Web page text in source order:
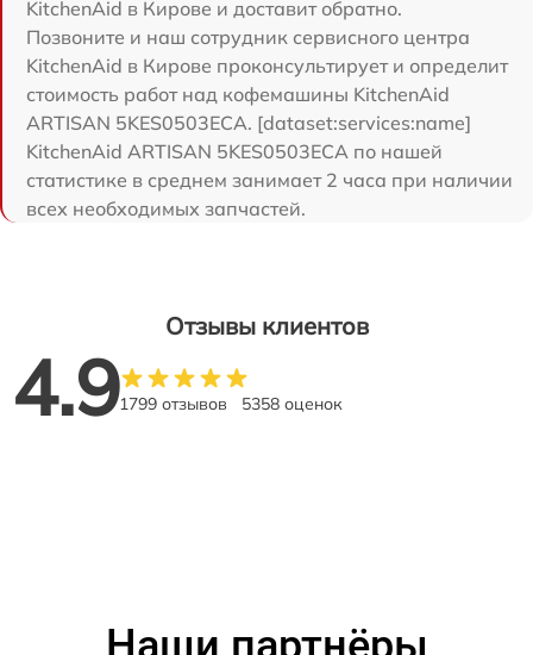
KitchenAid в Кирове и доставит обратно.
Позвоните и наш сотрудник сервисного центра
KitchenAid в Кирове проконсультирует и определит
стоимость работ над кофемашины KitchenAid
ARTISAN 5KES0503ECA. [dataset:services:name]
KitchenAid ARTISAN 5KES0503ECA по нашей
статистике в среднем занимает 2 часа при наличии
всех необходимых запчастей.
Отзывы клиентов
4.91799 отзывов 5358 оценок